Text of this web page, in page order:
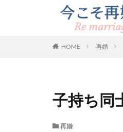
HOME 再婚
子持ち同
再婚